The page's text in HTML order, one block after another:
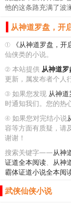
他的这条路充满了波
从神道罗盘，开
① 《从神道罗盘，开
仙侠类的小说。
② 本站提供 从神道
更新，属发布者个人
③ 如果您发现 从神
时通知我们。您的热
④ 如果您对完结小说
容等方面有质疑，请
谢谢！
搜索关键字——从神
证道全本阅读、 从神
霸体证道小说全本阅
武侠仙侠小说